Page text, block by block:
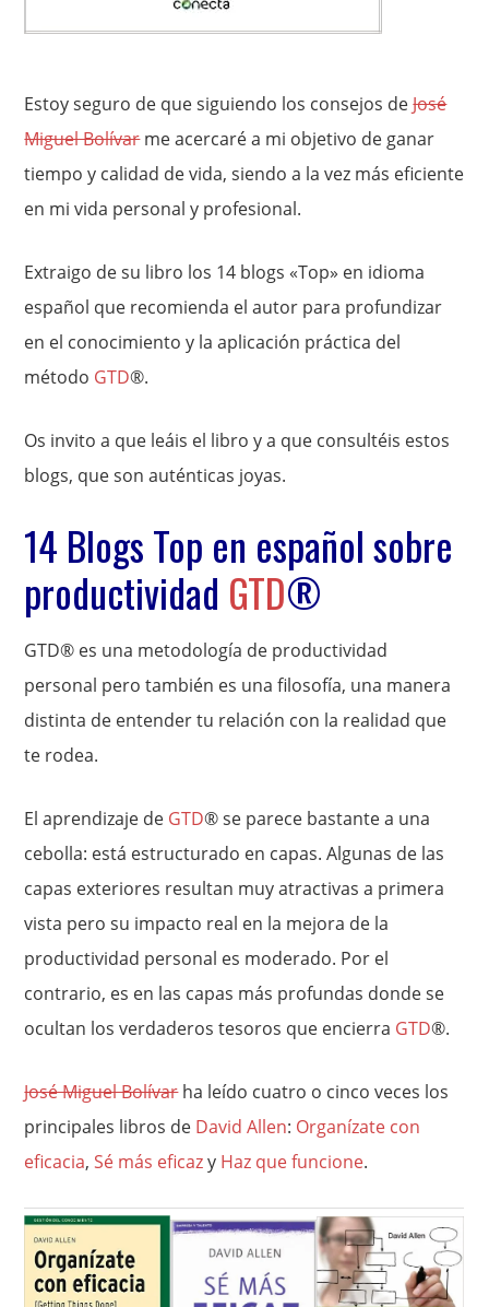
Estoy seguro de que siguiendo los consejos deJosé
Miguel Bolívarme acercaré a mi objetivo de ganar
tiempo y calidad de vida, siendo a la vez más eficiente
en mi vida personal y profesional.
Extraigo de su libro los 14 blogs «Top» en idioma
español que recomienda el autor para profundizar
en el conocimiento y la aplicación práctica del
método GTD®.
Os invito a que leáis el libro y a que consultéis estos
blogs, que son auténticas joyas.
14 Blogs Top en español sobre
productividad GTD®
GTD® es una metodología de productividad
personal pero también es una filosofía, una manera
distinta de entender tu relación con la realidad que
te rodea.
El aprendizaje de GTD® se parece bastante a una
cebolla: está estructurado en capas. Algunas de las
capas exteriores resultan muy atractivas a primera
vista pero su impacto real en la mejora de la
productividad personal es moderado. Por el
contrario, es en las capas más profundas donde se
ocultan los verdaderos tesoros que encierra GTD®.
José Miguel Bolívarha leído cuatro o cinco veces los
principales libros de David Allen: Organízate con
eficacia,Sé más eficazy Haz que funcione.